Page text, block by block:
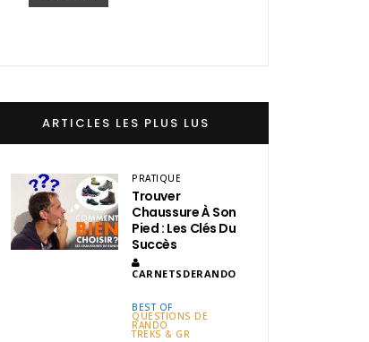
ARTICLES LES PLUS LUS
PRATIQUE
Trouver
Chaussure À Son
Pied : Les Clés Du
Succès
CARNETSDERANDO
BEST OF
QUESTIONS DE
RANDO
TREKS & GR